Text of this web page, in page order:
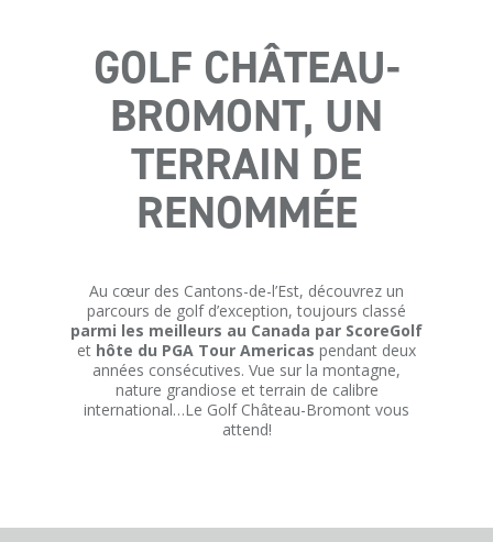
GOLF CHÂTEAU-
BROMONT, UN
TERRAIN DE
RENOMMÉE
Au cœur des Cantons-de-l’Est, découvrez un
parcours de golf d’exception, toujours classé
parmi les meilleurs au Canada par ScoreGolf
et hôte du PGA Tour Americas pendant deux
années consécutives. Vue sur la montagne,
nature grandiose et terrain de calibre
international…Le Golf Château-Bromont vous
attend!